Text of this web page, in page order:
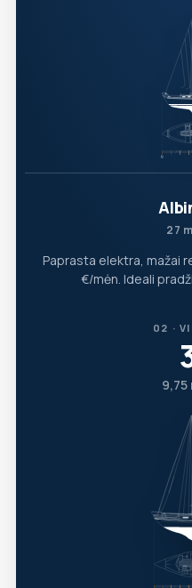
27
Paprasta elektra, mažai
€/mėn. Ideali
02 ·
9,75